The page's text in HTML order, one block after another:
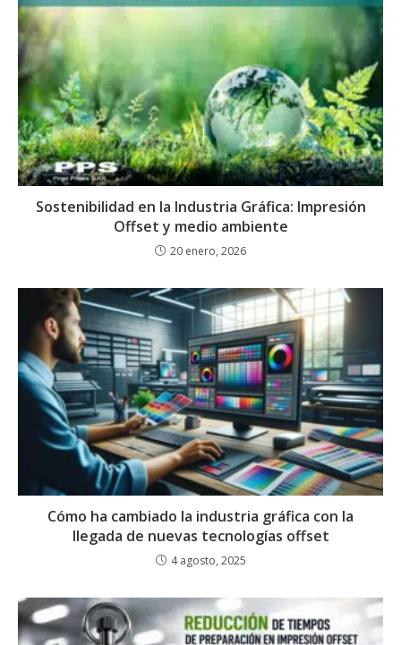
Sostenibilidad en la Industria Gráfica: Impresión
Offset y medio ambiente
20 enero, 2026
Cómo ha cambiado la industria gráfica con la
llegada de nuevas tecnologías offset
4 agosto, 2025